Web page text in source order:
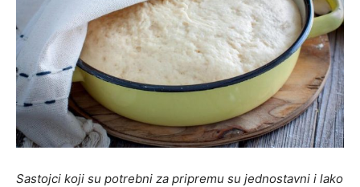
Sastojci koji su potrebni za pripremu su jednostavni i lako